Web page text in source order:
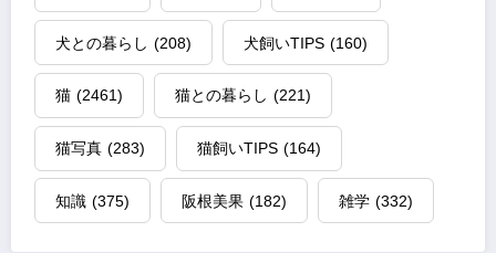
犬との暮らし (208) 犬飼いTIPS (160)
猫 (2461) 猫との暮らし (221)
猫写真 (283) 猫飼いTIPS (164)
知識 (375) 阪根美果 (182) 雑学 (332)